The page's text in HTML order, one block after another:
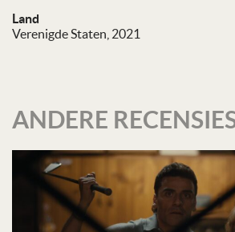
Land
Verenigde Staten, 2021
ANDERE